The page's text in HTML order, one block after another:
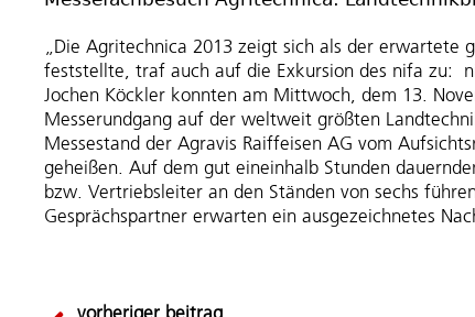
„Die Agritechnica 2013 zeigt sich als der erwartete
feststellte, traf auch auf die Exkursion des nifa zu:
Jochen Köckler konnten am Mittwoch, dem 13.
Messerundgang auf der weltweit größten
Messestand der Agravis Raiffeisen AG vom
geheißen. Auf dem gut eineinhalb Stunden
bzw. Vertriebsleiter an den Ständen von sechs
Gesprächspartner erwarten ein ausgezeichnetes
vorheriger beitrag